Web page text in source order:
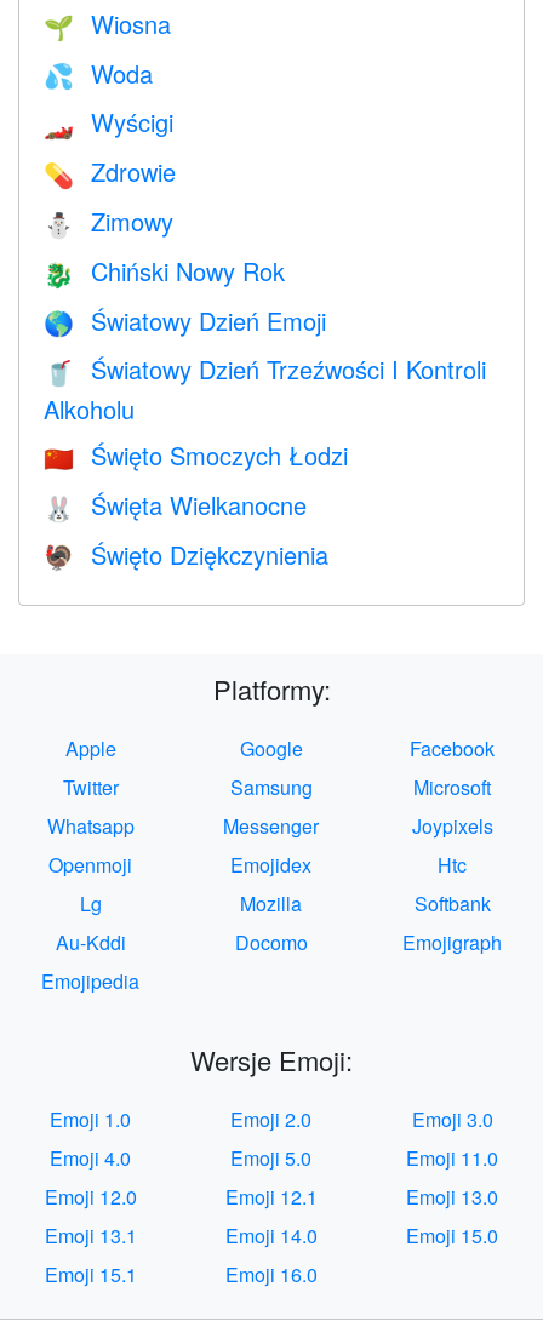
🌱 Wiosna
💦 Woda
🏎 Wyścigi
💊 Zdrowie
⛄ Zimowy
🐉 Chiński Nowy Rok
🌎 Światowy Dzień Emoji
🥤
Światowy Dzień Trzeźwości I Kontroli
Alkoholu
🇨🇳 Święto Smoczych Łodzi
🐰 Święta Wielkanocne
🦃 Święto Dziękczynienia
Platformy:
Apple Google
Facebook
Twitter
Samsung
Microsoft
Whatsapp
Messenger
Joypixels
Openmoji
Emojidex
Htc
Lg
Mozilla
Softbank
Au-Kddi
Docomo
Emojigraph
Emojipedia
Wersje Emoji:
Emoji 1.0 Emoji 2.0
Emoji 3.0
Emoji 4.0
Emoji 5.0
Emoji 11.0
Emoji 12.0
Emoji 12.1
Emoji 13.0
Emoji 13.1
Emoji 14.0
Emoji 15.0
Emoji 15.1
Emoji 16.0